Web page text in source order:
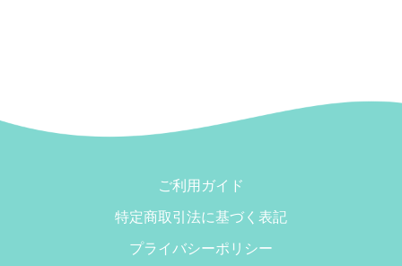
ご利用ガイド
特定商取引法に基づく表記
プライバシーポリシー